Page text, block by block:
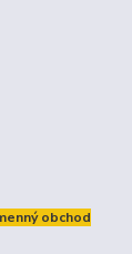
obchod